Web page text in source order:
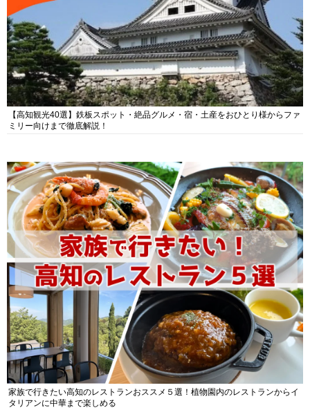
【高知観光40選】鉄板スポット・絶品グルメ・宿・土産をおひとり様からファ
ミリー向けまで徹底解説！
家族で行きたい高知のレストランおススメ５選！植物園内のレストランからイ
タリアンに中華まで楽しめる